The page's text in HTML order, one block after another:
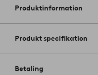
Produktinformation
Produkt specifikation
Betaling